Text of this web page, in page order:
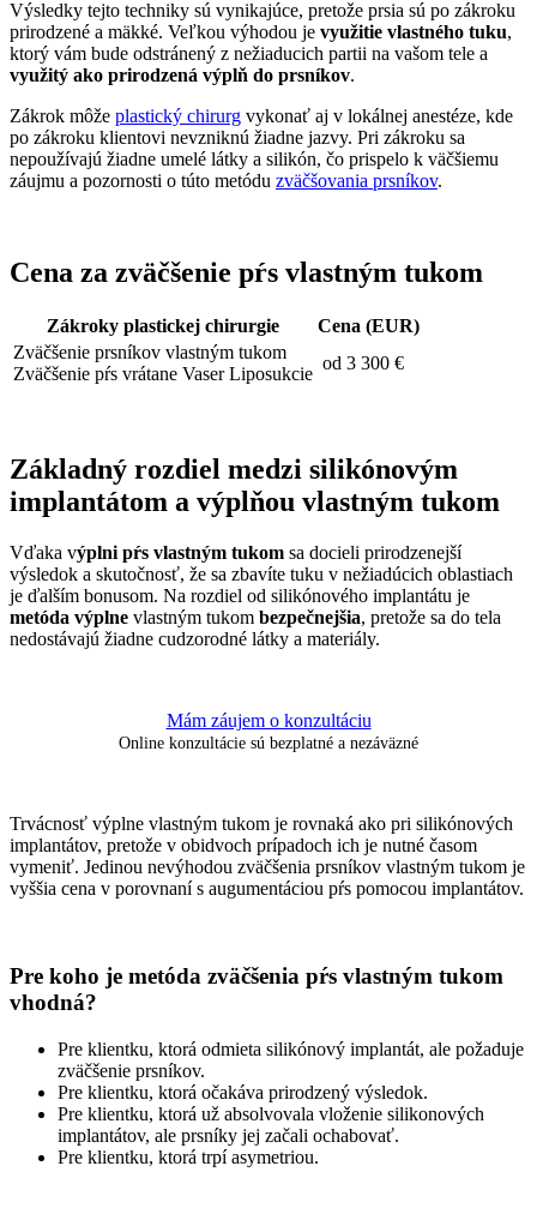
Výsledky tejto techniky sú vynikajúce, pretože prsia sú po zákroku
prirodzené a mäkké. Veľkou výhodou je využitie vlastného tuku,
ktorý vám bude odstránený z nežiaducich partii na vašom tele a
využitý ako prirodzená výplň do prsníkov.
Zákrok môže plastický chirurg vykonať aj v lokálnej anestéze, kde
po zákroku klientovi nevzniknú žiadne jazvy. Pri zákroku sa
nepoužívajú žiadne umelé látky a silikón, čo prispelo k väčšiemu
záujmu a pozornosti o túto metódu zväčšovania prsníkov.
Cena za zväčšenie pŕs vlastným tukom
Zákroky plastickej chirurgie
Cena (EUR)
Zväčšenie prsníkov vlastným tukom
Zväčšenie pŕs vrátane Vaser Liposukcie
od 3 300 €
Základný rozdiel medzi silikónovým
implantátom a výplňou vlastným tukom
Vďaka výplni pŕs vlastným tukom sa docieli prirodzenejší
výsledok a skutočnosť, že sa zbavíte tuku v nežiadúcich oblastiach
je ďalším bonusom. Na rozdiel od silikónového implantátu je
metóda výplne vlastným tukom bezpečnejšia, pretože sa do tela
nedostávajú žiadne cudzorodné látky a materiály.
Mám záujem o konzultáciu
Online konzultácie sú bezplatné a nezáväzné
Trvácnosť výplne vlastným tukom je rovnaká ako pri silikónových
implantátov, pretože v obidvoch prípadoch ich je nutné časom
vymeniť. Jedinou nevýhodou zväčšenia prsníkov vlastným tukom je
vyššia cena v porovnaní s augumentáciou pŕs pomocou implantátov.
Pre koho je metóda zväčšenia pŕs vlastným tukom
vhodná?
Pre klientku, ktorá odmieta silikónový implantát, ale požaduje
zväčšenie prsníkov.
Pre klientku, ktorá očakáva prirodzený výsledok.
Pre klientku, ktorá už absolvovala vloženie silikonových
implantátov, ale prsníky jej začali ochabovať.
Pre klientku, ktorá trpí asymetriou.